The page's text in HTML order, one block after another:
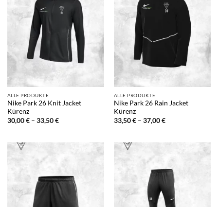
ALLE PRODUKTE
Nike Park 26 Knit Jacket
Kürenz
30,00€ – 33,50€Preisspanne:
ALLE PRODUKTE
Nike Park 26 Rain Jacket
Kürenz
33,50€ – 37,00€Preisspanne: